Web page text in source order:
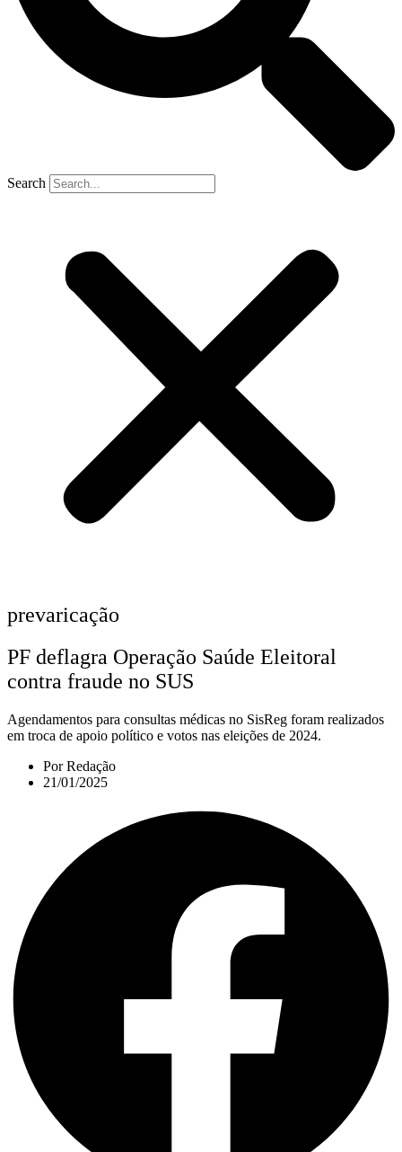
Search
prevaricação
PF deflagra Operação Saúde Eleitoral
contra fraude no SUS
Agendamentos para consultas médicas no SisReg foram realizados
em troca de apoio político e votos nas eleições de 2024.
PorRedação
21/01/2025